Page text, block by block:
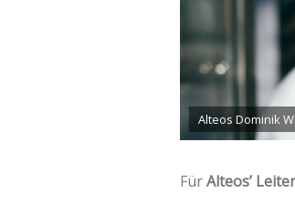
Alteos Dominik
FürAlteos’